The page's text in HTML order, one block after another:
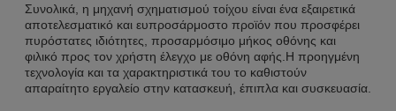
Συνολικά, η μηχανή σχηματισμού τοίχου είναι ένα εξαιρετικά
αποτελεσματικό και ευπροσάρμοστο προϊόν που προσφέρει
πυρόστατες ιδιότητες, προσαρμόσιμο μήκος οθόνης και
φιλικό προς τον χρήστη έλεγχο με οθόνη αφής.Η προηγμένη
τεχνολογία και τα χαρακτηριστικά του το καθιστούν
απαραίτητο εργαλείο στην κατασκευή, έπιπλα και συσκευασία.